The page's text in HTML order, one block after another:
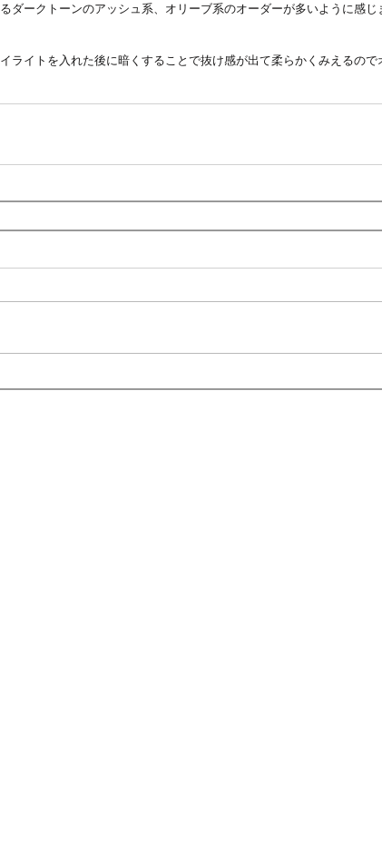
ダークトーンのアッシュ系、オリーブ系のオーダーが多いように感じ
ライトを入れた後に暗くすることで抜け感が出て柔らかくみえるので